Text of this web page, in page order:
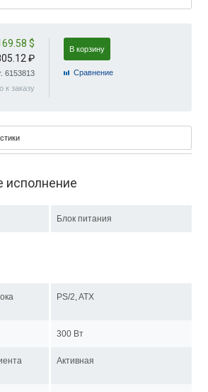
$
₽
6153813
к заказу
В корзину
Cравнение
исполнение
Блок питания
PS/2, ATX
300 Вт
Активная